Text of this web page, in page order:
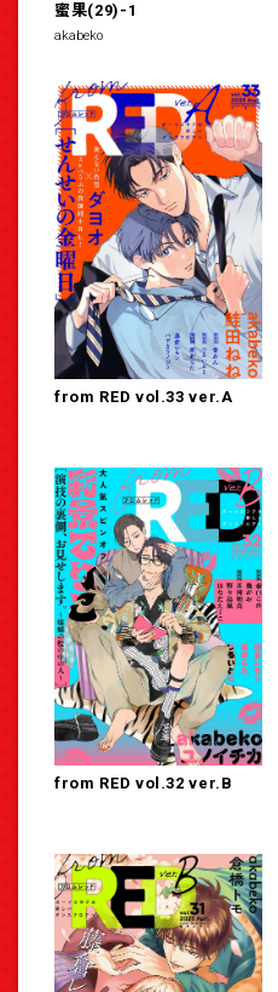
蜜果(29)-1
akabeko
from RED vol.33 ver.A
from RED vol.32 ver.B